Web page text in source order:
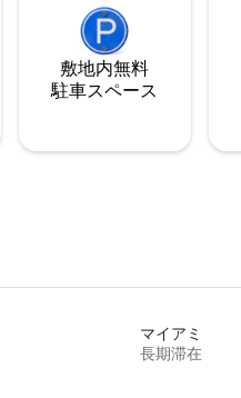
敷地内無料
駐⁠車ス⁠ペ⁠ー⁠ス
マイアミ
長期滞在